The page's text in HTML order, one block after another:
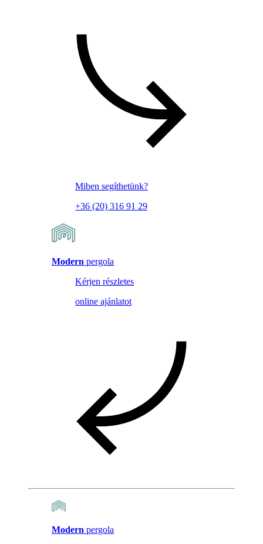
Miben segíthetünk?
+36 (20) 316 91 29
Modern pergola
Kérjen részletes
online ajánlatot
Modern pergola